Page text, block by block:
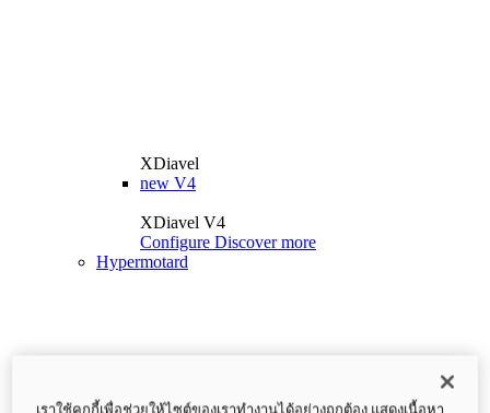
XDiavel
new V4
XDiavel V4
Configure Discover more
Hypermotard
เราใช้คุกกี้เพื่อช่วยให้ไซต์ของเราทำงานได้อย่างถูกต้อง แสดงเนื้อหา